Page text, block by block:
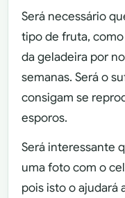
Será necessário
tipo de fruta,
da geladeira por
semanas. Será o
consigam se
esporos.
Será interessante
uma foto com o
pois isto o ajudará